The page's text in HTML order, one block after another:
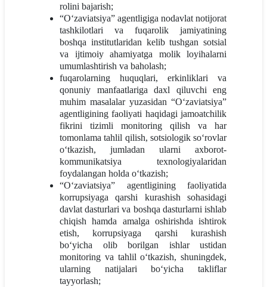
rolini bajarish;
“O‘zaviatsiya” agentligiga nodavlat notijorat
tashkilotlari va fuqarolik jamiyatining
boshqa institutlaridan kelib tushgan sotsial
va ijtimoiy ahamiyatga molik loyihalarni
umumlashtirish va baholash;
fuqarolarning huquqlari, erkinliklari va
qonuniy manfaatlariga daxl qiluvchi eng
muhim masalalar yuzasidan “O‘zaviatsiya”
agentligining faoliyati haqidagi jamoatchilik
fikrini tizimli monitoring qilish va har
tomonlama tahlil qilish, sotsiologik so‘rovlar
o‘tkazish, jumladan ularni axborot-
kommunikatsiya texnologiyalaridan
foydalangan holda o‘tkazish;
“O‘zaviatsiya” agentligining faoliyatida
korrupsiyaga qarshi kurashish sohasidagi
davlat dasturlari va boshqa dasturlarni ishlab
chiqish hamda amalga oshirishda ishtirok
etish, korrupsiyaga qarshi kurashish
bo‘yicha olib borilgan ishlar ustidan
monitoring va tahlil o‘tkazish, shuningdek,
ularning natijalari bo‘yicha takliflar
tayyorlash;